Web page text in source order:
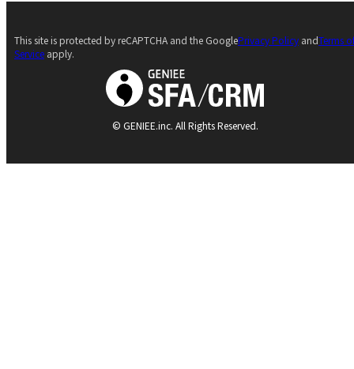
© GENIEE.inc. All Rights Reserved.
This site is protected by reCAPTCHA and the GooglePrivacy Policy andTerms
Service apply.